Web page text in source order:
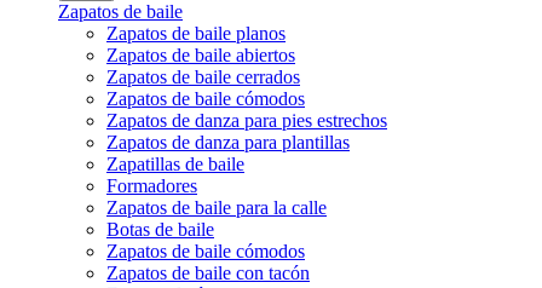
Zapatos de baile
Zapatos de baile planos
Zapatos de baile abiertos
Zapatos de baile cerrados
Zapatos de baile cómodos
Zapatos de danza para pies estrechos
Zapatos de danza para plantillas
Zapatillas de baile
Formadores
Zapatos de baile para la calle
Botas de baile
Zapatos de baile cómodos
Zapatos de baile con tacón